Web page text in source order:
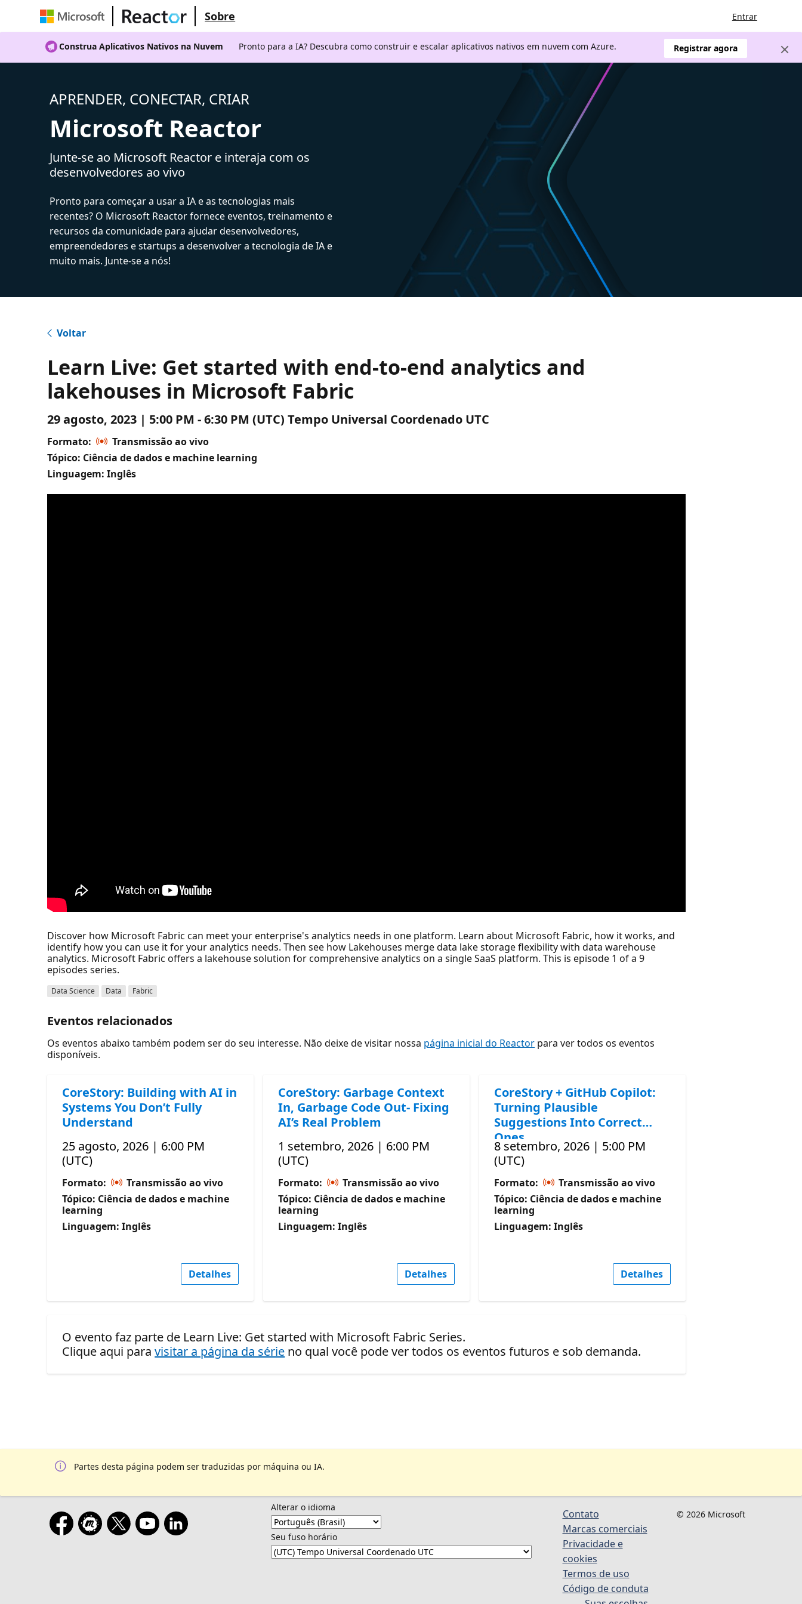
Sobre Entrar
Construa Aplicativos Nativos na Nuvem Pronto para a IA? Descubra como construir e escalar aplicativos nativos em nuvem com Azure. Registrar agora
APRENDER, CONECTAR, CRIAR
Microsoft Reactor
Junte-se ao Microsoft Reactor e interaja com os
desenvolvedores ao vivo
Pronto para começar a usar a IA e as tecnologias mais
recentes? O Microsoft Reactor fornece eventos, treinamento e
recursos da comunidade para ajudar desenvolvedores,
empreendedores e startups a desenvolver a tecnologia de IA e
muito mais. Junte-se a nós!
Voltar
Learn Live: Get started with end-to-end analytics and
lakehouses in Microsoft Fabric
29 agosto, 2023 | 5:00 PM - 6:30 PM (UTC) Tempo Universal Coordenado UTC
Formato:
Transmissão ao vivo
Tópico: Ciência de dados e machine learning
Linguagem: Inglês
Discover how Microsoft Fabric can meet your enterprise's analytics needs in one platform. Learn about Microsoft Fabric, how it works, and
identify how you can use it for your analytics needs. Then see how Lakehouses merge data lake storage flexibility with data warehouse
analytics. Microsoft Fabric offers a lakehouse solution for comprehensive analytics on a single SaaS platform. This is episode 1 of a 9
episodes series.
Data Science Data Fabric
Eventos relacionados
Os eventos abaixo também podem ser do seu interesse. Não deixe de visitar nossa página inicial do Reactor para ver todos os eventos
disponíveis.
CoreStory: Building with AI in
Systems You Don’t Fully
Understand
25 agosto, 2026 | 6:00 PM
(UTC)
Formato:
Transmissão ao vivo
Tópico: Ciência de dados e machine
learning
Linguagem: Inglês
Detalhes
CoreStory: Garbage Context
In, Garbage Code Out- Fixing
AI’s Real Problem
1 setembro, 2026 | 6:00 PM
(UTC)
Formato:
Transmissão ao vivo
Tópico: Ciência de dados e machine
learning
Linguagem: Inglês
Detalhes
CoreStory + GitHub Copilot:
Turning Plausible
Suggestions Into Correct
Ones
8 setembro, 2026 | 5:00 PM
(UTC)
Formato:
Transmissão ao vivo
Tópico: Ciência de dados e machine
learning
Linguagem: Inglês
Detalhes
O evento faz parte de Learn Live: Get started with Microsoft Fabric Series.
Clique aqui paravisitar a página da série no qual você pode ver todos os eventos futuros e sob demanda.
Partes desta página podem ser traduzidas por máquina ou IA.
Alterar o idioma
Seu fuso horário
Contato
Marcas comerciais
Privacidade e
cookies
Termos de uso
Código de conduta
© 2026 Microsoft